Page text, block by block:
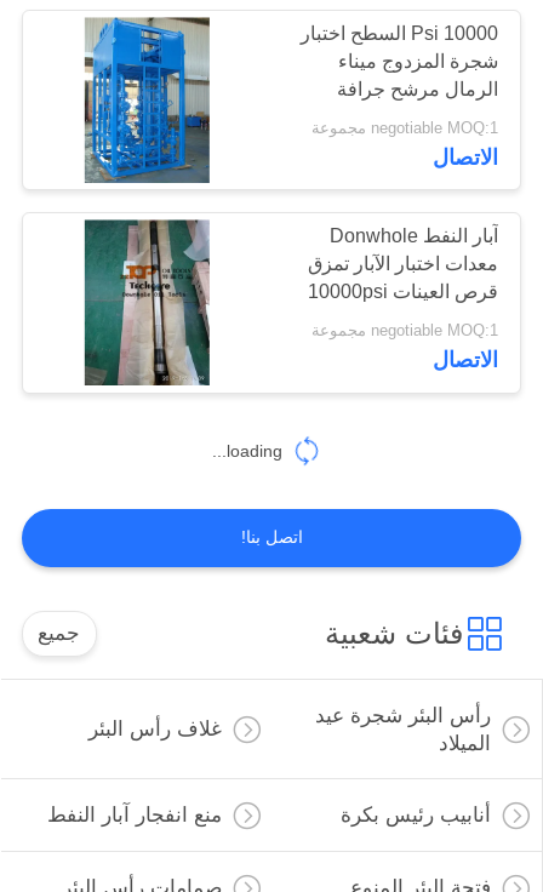
10000 Psi السطح اختبار
شجرة المزدوج ميناء
الرمال مرشح جرافة
الخيالة API 6A قياسي
negotiable MOQ:1 مجموعة
الاتصال
آبار النفط Donwhole
معدات اختبار الآبار تمزق
قرص العينات 10000psi
negotiable MOQ:1 مجموعة
الاتصال
loading...
اتصل بنا!
فئات شعبية جميع
رأس البئر شجرة عيد
الميلاد
غلاف رأس البئر
أنابيب رئيس بكرة منع انفجار آبار النفط